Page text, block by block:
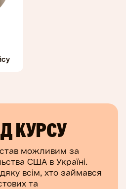
КУРСУ
можливим за
США в Україні.
всім, хто займався
та